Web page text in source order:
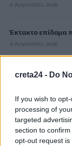
creta24 - Do
If you wish to
processing of
targeted
section to
opt-out request
6 Αυγούστου, 2026
Έκτακτο επίδομα
6 Αυγούστου, 2026
ΟΠΕΚΑ: Νέα
6 Αυγούστου, 2026
TRENDING